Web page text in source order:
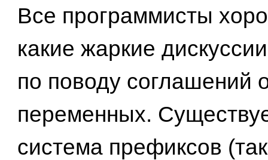
Все программисты
какие жаркие
по поводу соглашений
переменных.
система префиксов